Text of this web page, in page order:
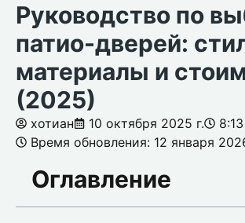
Руководство по
патио-дверей:
материалы и
(2025)
хотиан 10 октября 2025 г.
Время обновления: 12 января
Оглавление